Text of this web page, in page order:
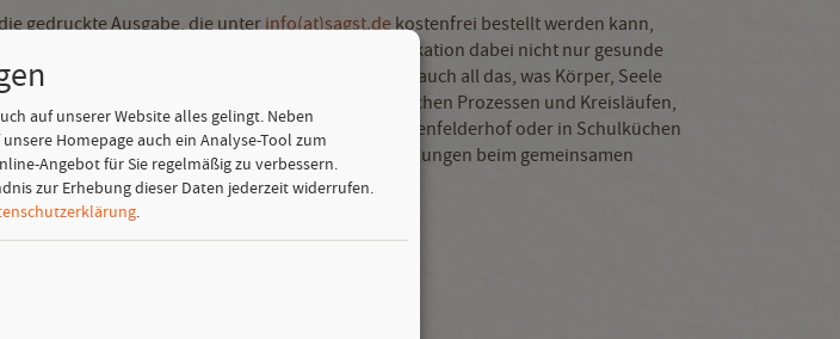
gedruckte Ausgabe, die unterinfo(at)sagst.dekostenfrei bestellt werden kann,
des unten stehenden Online-Specials hat die Publikation dabei nicht nur gesunde
Herkunft und Wirkung im Blick, sondern implizit auch all das, was Körper, Seele
zählen Lernerfahrungen in Verbindung mit natürlichen Prozessen und Kreisläufen,
im biologisch-dynamischen Landbau auf dem Dottenfelderhof oder in Schulküchen
möglich sind, genauso wie das Erleben von Beziehungen beim gemeinsamen
Stillen.
auf unserer Website alles gelingt. Neben
Homepage auch ein Analyse-Tool zum
Angebot für Sie regelmäßig zu verbessern.
zur Erhebung dieser Daten jederzeit widerrufen.